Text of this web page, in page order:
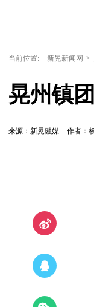
当前位置: 新晃新闻网 >
晃州镇
来源：新晃融媒 作者：